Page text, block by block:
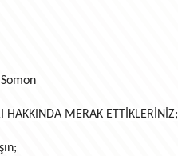
HAKKINDA MERAK ETTİKLERİNİZ;